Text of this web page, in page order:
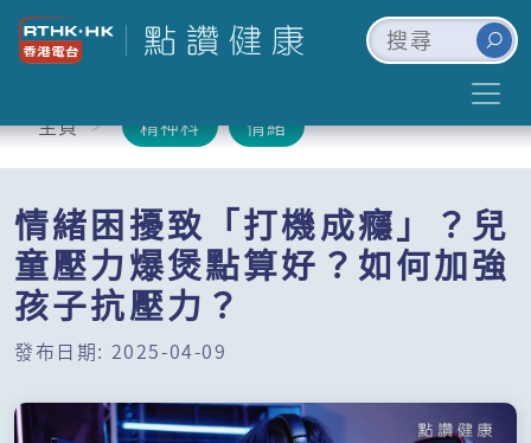
主頁 精神科 情緒
情緒困擾致「打機成癮」？兒
童壓力爆煲點算好？如何加強
孩子抗壓力？
發布日期: 2025-04-09